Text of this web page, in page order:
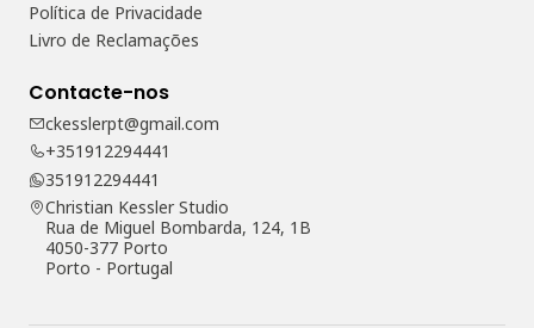
Política de Privacidade
Livro de Reclamações
Contacte-nos
ckesslerpt@gmail.com
+351912294441
351912294441
Christian Kessler Studio
Rua de Miguel Bombarda, 124, 1B
4050-377 Porto
Porto - Portugal